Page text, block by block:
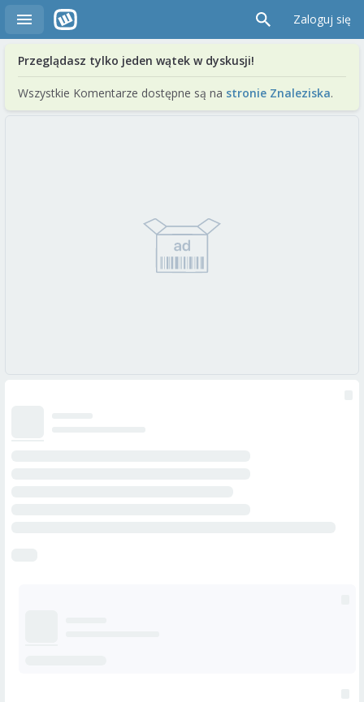
Zaloguj się
Przeglądasz tylko jeden wątek w dyskusji!
Wszystkie Komentarze dostępne są na stronie Znaleziska.